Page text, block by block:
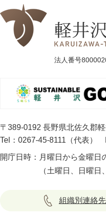
法人番号
〒389-0192 長野県北佐久郡
Tel：0267-45-8111（代表）
開庁日時： 月曜日から金曜日
（土曜日、日曜日
組織別連絡